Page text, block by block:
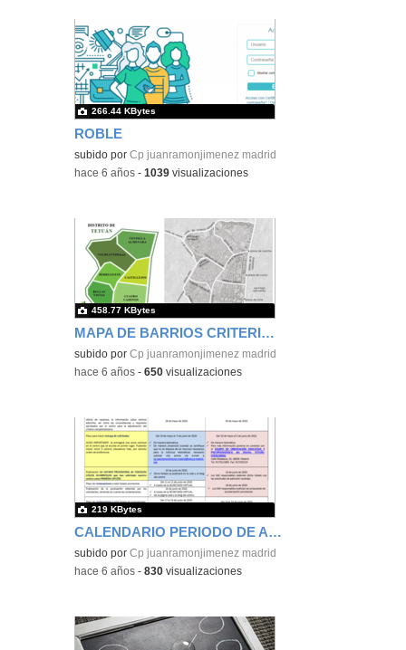
ROBLE
subido porCp juanramonjimenez madrid
266.44 KBytes
-hace 6 años -1039 visualizaciones
MAPA DE BARRIOS CRITERIO EXTRAORDINARIO
subido porCp juanramonjimenez madrid
458.77 KBytes
-hace 6 años -650 visualizaciones
CALENDARIO PERIODO DE ADMISIÓN 202021
subido porCp juanramonjimenez madrid
219 KBytes
-hace 6 años -830 visualizaciones